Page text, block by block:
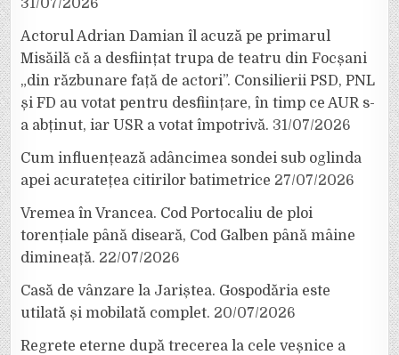
31/07/2026
Actorul Adrian Damian îl acuză pe primarul
Misăilă că a desființat trupa de teatru din Focșani
„din răzbunare față de actori”. Consilierii PSD, PNL
și FD au votat pentru desființare, în timp ce AUR s-
a abținut, iar USR a votat împotrivă. 31/07/2026
Cum influențează adâncimea sondei sub oglinda
apei acuratețea citirilor batimetrice 27/07/2026
Vremea în Vrancea. Cod Portocaliu de ploi
torențiale până diseară, Cod Galben până mâine
dimineață. 22/07/2026
Casă de vânzare la Jariștea. Gospodăria este
utilată și mobilată complet. 20/07/2026
Regrete eterne după trecerea la cele veșnice a